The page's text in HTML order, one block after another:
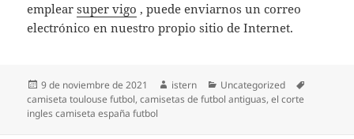
emplearsuper vigo , puede enviarnos un correo
electrónico en nuestro propio sitio de Internet.
Publicado
el
9 de noviembre de 2021 Autor
istern Categorías
Uncategorized
camiseta toulouse futbol,camisetas de futbol antiguas,el corte
ingles camiseta españa futbol